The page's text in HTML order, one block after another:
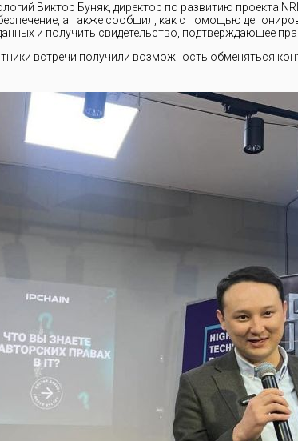
Виктор Буняк, директор по развитию проекта
а также сообщил, как с помощью
и получить свидетельство, подтверждающее
встречи получили возможность обменяться